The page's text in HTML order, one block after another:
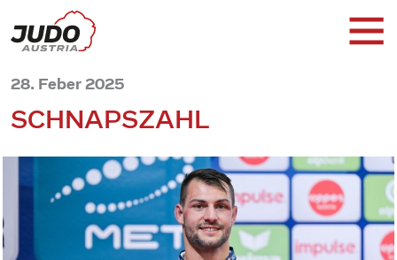
28. Feber 2025
SCHNAPSZAHL